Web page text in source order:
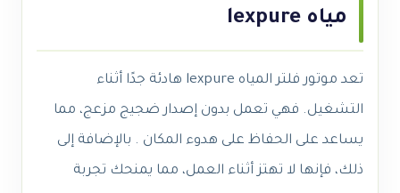
مياه lexpure
تعد موتور فلتر المياه lexpure هادئة جدًا أثناء
التشغيل. فهي تعمل بدون إصدار ضجيج مزعج، مما
يساعد على الحفاظ على هدوء المكان . بالإضافة إلى
ذلك، فإنها لا تهتز أثناء العمل، مما يمنحك تجربة